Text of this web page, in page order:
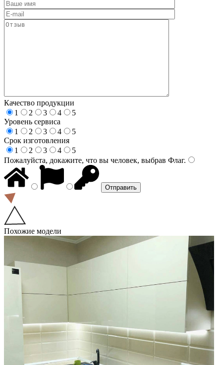
Качество продукции
1
2 3 4
5
Уровень сервиса
1
2 3 4
5
Срок изготовления
1
2 3 4
5
Пожалуйста, докажите, что вы человек, выбрав Флаг.
Похожие модели